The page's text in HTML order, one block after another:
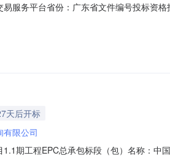
服务平台省份：广东省文件编号投标资
天后开标
有限公司
期工程EPC总承包标段（包）名称：中